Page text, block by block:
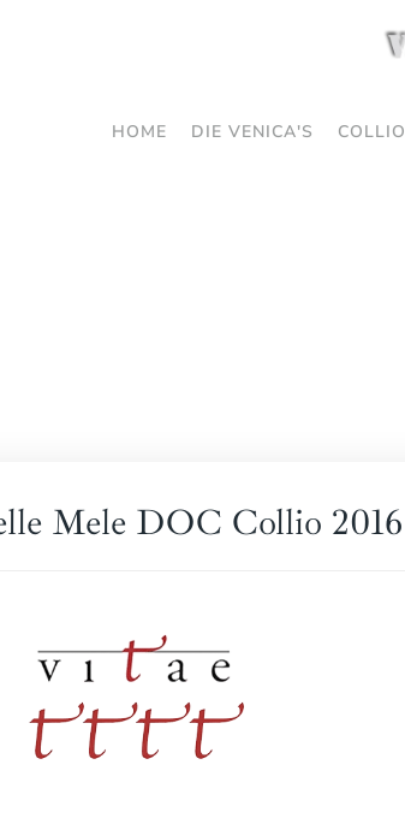
HOME DIE VENICA'S COLLIO
Mele DOC Collio 2016